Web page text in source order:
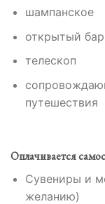
шампанское
открытый бар
телескоп
путешествия
Оплачивается
Сувениры и
желанию)